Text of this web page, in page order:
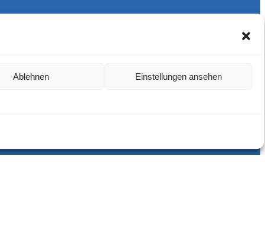
Ablehnen Einstellungen ansehen